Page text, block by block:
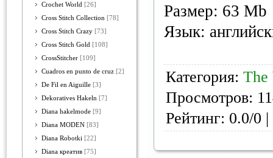
Crochet World [26]
Cross Stitch Collection [78]
Cross Stitch Crazy [73]
Cross Stitch Gold [108]
CrossStitcher [109]
Cuadros en punto de cruz [2]
De Fil en Aiguille [3]
Dekoratives Hakeln [7]
Diana hakelmode [9]
Diana MODEN [83]
Diana Robotki [22]
Diana креатив [75]
Размер: 63 Mb
Язык:
Категория: The
Просмотров:
Рейтинг: 0.0/0 |